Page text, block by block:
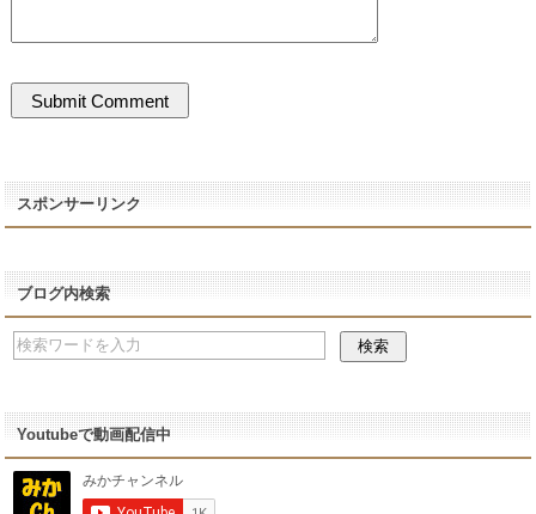
スポンサーリンク
ブログ内検索
Youtubeで動画配信中